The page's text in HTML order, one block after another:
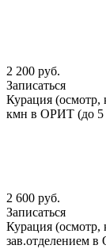
2 200 руб.
Записаться
Курация (осмотр,
кмн в ОРИТ (до 5
2 600 руб.
Записаться
Курация (осмотр,
зав.отделением